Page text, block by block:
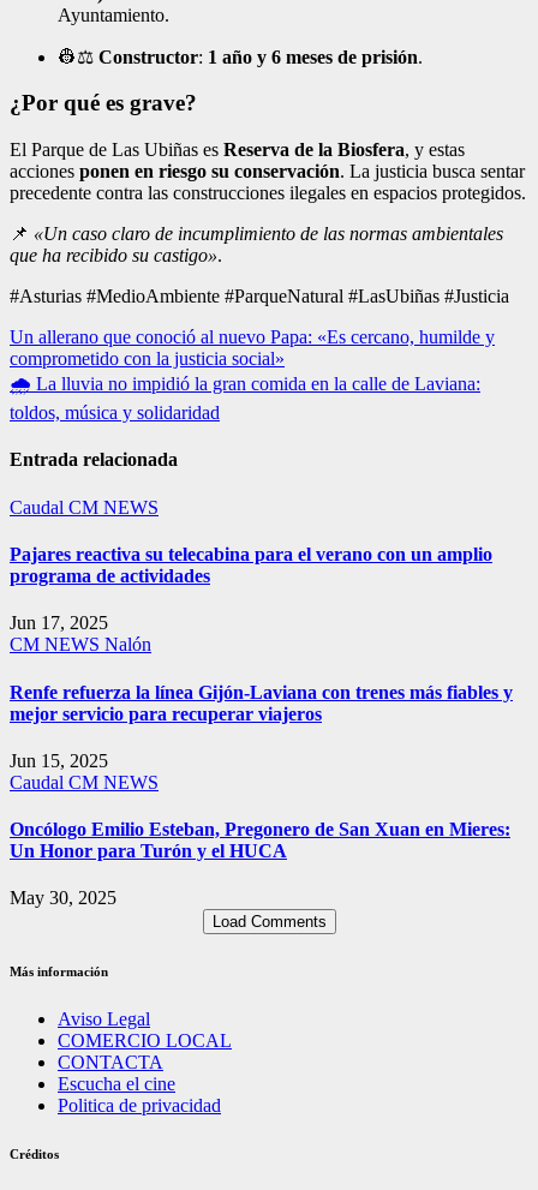
Ayuntamiento.
👷⚖️ Constructor: 1 año y 6 meses de prisión.
¿Por qué es grave?
El Parque de Las Ubiñas es Reserva de la Biosfera, y estas
acciones ponen en riesgo su conservación. La justicia busca sentar
precedente contra las construcciones ilegales en espacios protegidos.
📌 «Un caso claro de incumplimiento de las normas ambientales
que ha recibido su castigo».
#Asturias #MedioAmbiente #ParqueNatural #LasUbiñas #Justicia
Navegación
de
entradas
Un allerano que conoció al nuevo Papa: «Es cercano, humilde y
comprometido con la justicia social»
🌧️ La lluvia no impidió la gran comida en la calle de Laviana:
toldos, música y solidaridad
Entrada relacionada
Caudal CM NEWS
Pajares reactiva su telecabina para el verano con un amplio
programa de actividades
Jun 17, 2025
CM NEWS Nalón
Renfe refuerza la línea Gijón-Laviana con trenes más fiables y
mejor servicio para recuperar viajeros
Jun 15, 2025
Caudal CM NEWS
Oncólogo Emilio Esteban, Pregonero de San Xuan en Mieres:
Un Honor para Turón y el HUCA
May 30, 2025
Load Comments
Más información
Aviso Legal
COMERCIO LOCAL
CONTACTA
Escucha el cine
Politica de privacidad
Créditos